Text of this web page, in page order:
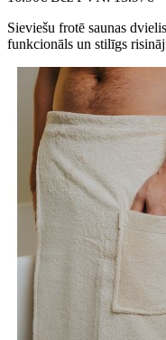
Sieviešu frotē saunas
funkcionāls un stilīgs